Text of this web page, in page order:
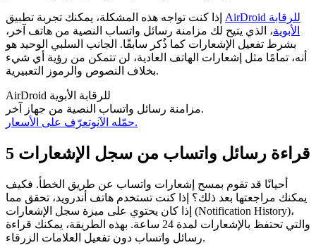
AirDroid للرقابة
الأبوية، الذي يتيح لك مزامنة رسائل واتساب النصية من هاتف آخر،
بشرط تفعيل الإشعارات كما ذُكر سابقًا. الجانب السلبي الوحيد هو
أنه، تمامًا مثل إشعارات الهاتف العادية، لن تتمكن من رؤية أي شيء
بخلاف النصوص والرموز التعبيرية.
AirDroid للرقابة الأبوية
مزامنة رسائل واتساب النصية من جهاز آخر.
حمّله الآنوتعرّف على الأسعار.
5 قراءة رسائل واتساب من سجل الإشعارات
أحيانًا قد تقوم بمسح إشعارات واتساب عن طريق الخطأ. فكيف
يمكنك مراجعتها بعد ذلك؟ إذا كنت تستخدم هاتف أندرويد، تحقق مما
إذا كان يحتوي على ميزة سجل الإشعارات (Notification History)،
والتي تحتفظ بالإشعارات لمدة 24 ساعة. بهذه الطريقة، يمكنك قراءة
رسائل واتساب دون تفعيل العلامات الزرقاء.